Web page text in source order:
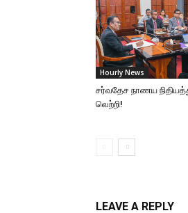
Hourly News
சர்வதேச நாணய
வெற்றி!
LEAVE A REPLY